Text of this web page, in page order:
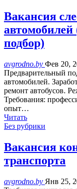
Вакансия
подбор)
avgrodno.by Фев 20,
Предварительный
автомобилей.
ремонт автобусов.
Требования:
опыт…
Читать
Без рубрики
Вакансия
транспорта
avgrodno.by Янв 25,